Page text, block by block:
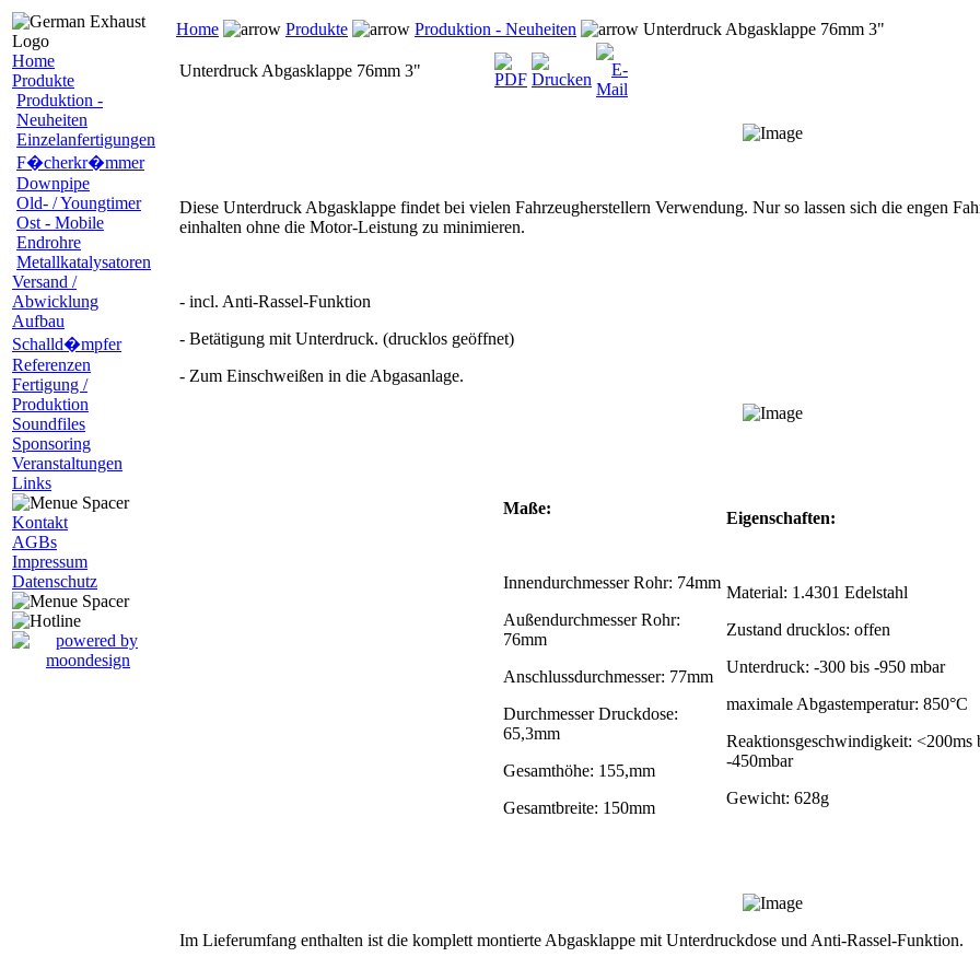
Home
Produkte
Produktion -
Neuheiten
Einzelanfertigungen
F�cherkr�mmer
Downpipe
Old- / Youngtimer
Ost - Mobile
Endrohre
Metallkatalysatoren
Versand /
Abwicklung
Aufbau
Schalld�mpfer
Referenzen
Fertigung /
Produktion
Soundfiles
Sponsoring
Veranstaltungen
Links
Kontakt
AGBs
Impressum
Datenschutz
Home Produkte Produktion - Neuheiten Unterdruck Abgasklappe 76mm 3"
Unterdruck Abgasklappe 76mm 3"
Diese Unterdruck Abgasklappe findet bei vielen Fahrzeugherstellern Verwendung. Nur so lassen sich die engen
einhalten ohne die Motor-Leistung zu minimieren.
- incl. Anti-Rassel-Funktion
- Betätigung mit Unterdruck. (drucklos geöffnet)
- Zum Einschweißen in die Abgasanlage.
Maße:
Innendurchmesser Rohr: 74mm
Außendurchmesser Rohr:
76mm
Anschlussdurchmesser: 77mm
Durchmesser Druckdose:
65,3mm
Gesamthöhe: 155,mm
Gesamtbreite: 150mm
Eigenschaften:
Material: 1.4301 Edelstahl
Zustand drucklos: offen
Unterdruck: -300 bis -950 mbar
maximale Abgastemperatur: 850°C
Reaktionsgeschwindigkeit: <200ms
-450mbar
Gewicht: 628g
Im Lieferumfang enthalten ist die komplett montierte Abgasklappe mit Unterdruckdose und Anti-Rassel-Funktion.